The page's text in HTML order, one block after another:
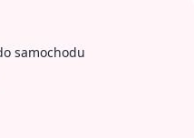
samochodu